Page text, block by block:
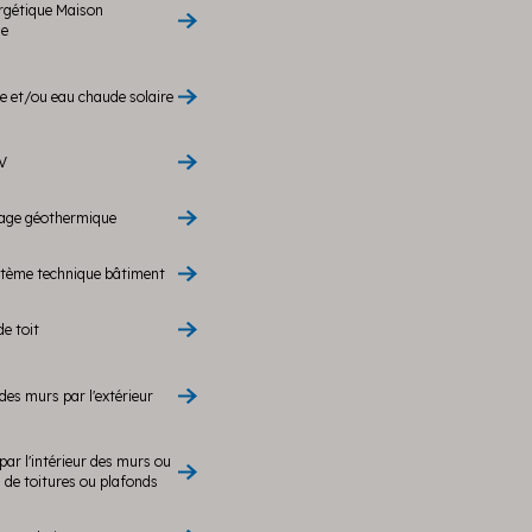
Maison
et/ou eau chaude solaire
géothermique
technique bâtiment
toit
murs par l'extérieur
l'intérieur des murs ou
de toitures ou plafonds